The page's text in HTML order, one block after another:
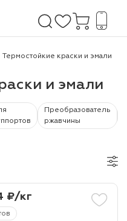
Термостойкие краски и эмали
и эмали
Преобразователь
ржавчины
₽/кг